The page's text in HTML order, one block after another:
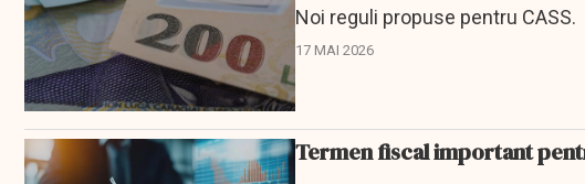
Noi reguli propuse pentru CASS.
17 MAI 2026
Termen fiscal important